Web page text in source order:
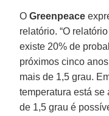
OGreenpeace
relatório. “O
existe 20% de
próximos cinco
mais de 1,5 grau.
temperatura está
de 1,5 grau é